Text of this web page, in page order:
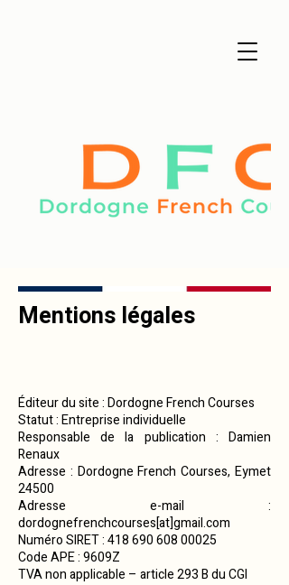
Mentions légales
Éditeur du site : Dordogne French Courses
Statut : Entreprise individuelle
Responsable de la publication : Damien
Renaux
Adresse : Dordogne French Courses, Eymet
24500
Adresse e-mail :
dordognefrenchcourses[at]gmail.com
Numéro SIRET : 418 690 608 00025
Code APE : 9609Z
TVA non applicable – article 293 B du CGI